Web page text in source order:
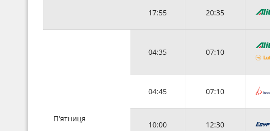
17:55 20:35
П'ятниця
04:35 07:10
04:45 07:10
10:00 12:30